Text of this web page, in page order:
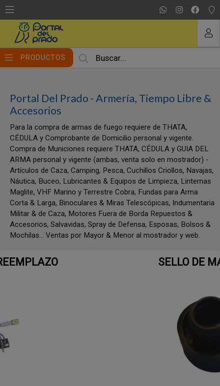
PRODUCTOS
Portal Del Prado - Armería, Tiempo Libre &
Accesorios
Para la compra de armas de fuego requiere de THATA,
CÉDULA y Comprobante de Domicilio personal y vigente.
Compra de Municiones requiere THATA, CÉDULA y GUIA DEL
ARMA personal y vigente (ambas, venta solo en mostrador) -
Artículos de Caza, Camping, Pesca, Cuchillos Criollos, Navajas,
Náutica, Buceo, Lubricantes & Equipos de Limpieza, Linternas
Maglite, VHF Marino y Terrestre Cobra, Fundas para Arma
Corta & Larga, Binoculares & Miras Telescópicas, Indumentaria
Militar & de Caza, Motores Fuera de Borda Repuestos &
Accesorios, Salvavidas, Spray de Defensa, Esposas, Bolsos &
Mochilas... Ventas por Mayor & Menor al mostrador y web.
SELLO DE MANGUERA 20F